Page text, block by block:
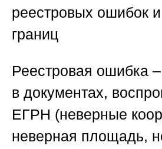
реестровых ошибок
границ
Реестровая ошибка
в документах,
ЕГРН (неверные
неверная площадь,